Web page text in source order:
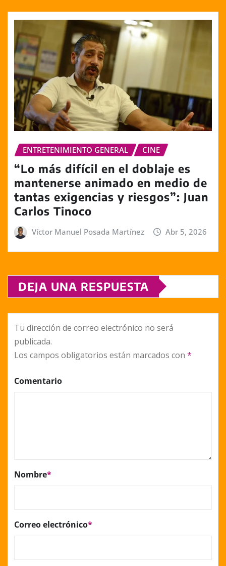
ENTRETENIMIENTO GENERAL CINE
“Lo más difícil en el doblaje es
mantenerse animado en medio de
tantas exigencias y riesgos”: Juan
Carlos Tinoco
Víctor Manuel Posada Martínez Abr 5, 2026
DEJA UNA RESPUESTA
Tu dirección de correo electrónico no será
publicada.
Los campos obligatorios están marcados con *
Comentario
Nombre*
Correo electrónico*